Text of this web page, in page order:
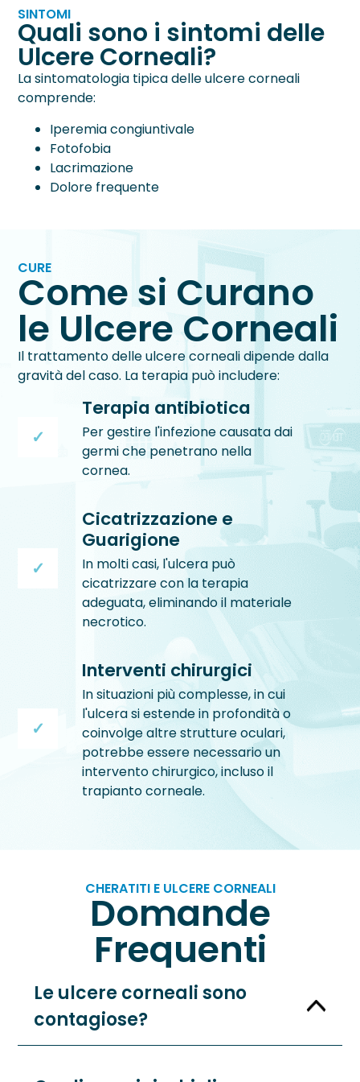
SINTOMI
Quali sono i sintomi delle
Ulcere Corneali?
La sintomatologia tipica delle ulcere corneali
comprende:
Iperemia congiuntivale
Fotofobia
Lacrimazione
Dolore frequente
CURE
Come si Curano
le Ulcere Corneali
Il trattamento delle ulcere corneali dipende dalla
gravità del caso. La terapia può includere:
Terapia antibiotica
Per gestire l'infezione causata dai
germi che penetrano nella
cornea.
Cicatrizzazione e
Guarigione
In molti casi, l'ulcera può
cicatrizzare con la terapia
adeguata, eliminando il materiale
necrotico.
Interventi chirurgici
In situazioni più complesse, in cui
l'ulcera si estende in profondità o
coinvolge altre strutture oculari,
potrebbe essere necessario un
intervento chirurgico, incluso il
trapianto corneale.
CHERATITI E ULCERE CORNEALI
Domande
Frequenti
Le ulcere corneali sono
contagiose?